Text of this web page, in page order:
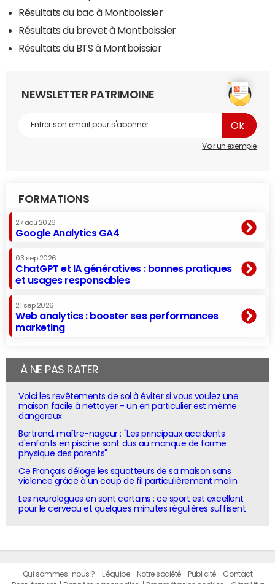
Résultats du bac à Montboissier
Résultats du brevet à Montboissier
Résultats du BTS à Montboissier
NEWSLETTER PATRIMOINE
Voir un exemple
FORMATIONS
27 aoû 2026
Google Analytics GA4
03 sep 2026
ChatGPT et IA génératives : bonnes pratiques
et usages responsables
21 sep 2026
Web analytics : booster ses performances
marketing
À NE PAS RATER
Voici les revêtements de sol à éviter si vous voulez une
maison facile à nettoyer - un en particulier est même
dangereux
Bertrand, maître-nageur : "Les principaux accidents
d'enfants en piscine sont dus au manque de forme
physique des parents"
Ce Français déloge les squatteurs de sa maison sans
violence grâce à un coup de fil particulièrement malin
Les neurologues en sont certains : ce sport est excellent
pour le cerveau et quelques minutes régulières suffisent
Qui sommes-nous ? L'équipe Notre société Publicité
Contact